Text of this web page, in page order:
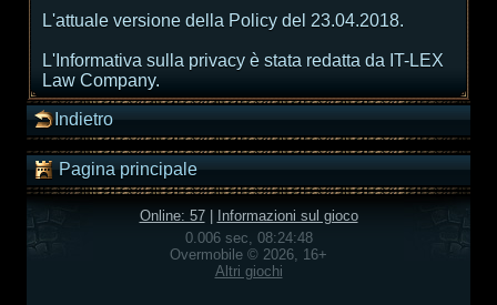
L'attuale versione della Policy del 23.04.2018.
L'Informativa sulla privacy è stata redatta da IT-LEX
Law Company.
Indietro
Pagina principale
Online: 57|
Informazioni sul gioco
0.006 sec, 08:24:48
Overmobile © 2026, 16+
Altri giochi